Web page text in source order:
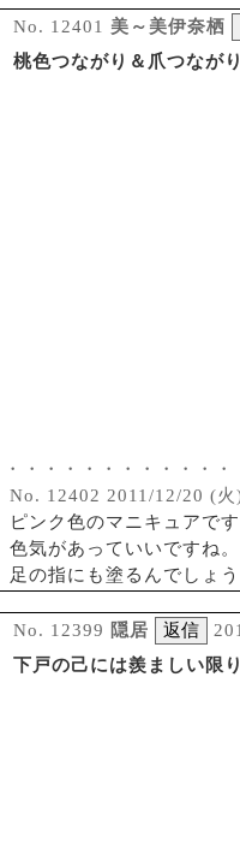
No. 12401 美～美伊奈栖
桃色つながり＆爪つなが
・・・・・・・・・・
No. 12402 2011/12/20 (
ピンク色のマニキュアで
色気があっていいですね。
足の指にも塗るんでしょ
No. 12399 隠居
下戸の己には羨ましい限